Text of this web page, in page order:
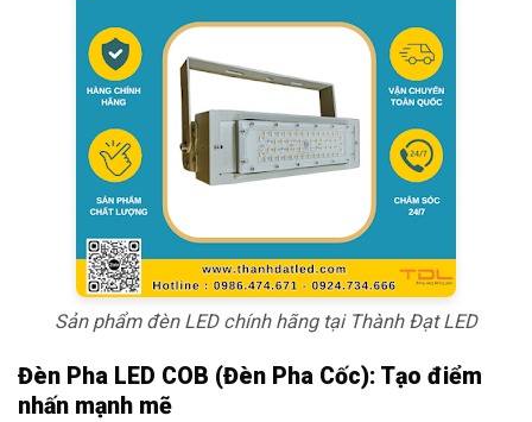
Sản phẩm đèn LED chính hãng tại Thành Đạt LED
Đèn Pha LED COB (Đèn Pha Cốc): Tạo điểm
nhấn mạnh mẽ